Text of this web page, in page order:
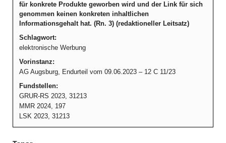
für konkrete Produkte geworben wird und der Link für sich
genommen keinen konkreten inhaltlichen
Informationsgehalt hat. (Rn. 3) (redaktioneller Leitsatz)
Schlagwort:
elektronische Werbung
Vorinstanz:
AG Augsburg, Endurteil vom 09.06.2023 – 12 C 11/23
Fundstellen:
GRUR-RS 2023, 31213
MMR 2024, 197
LSK 2023, 31213